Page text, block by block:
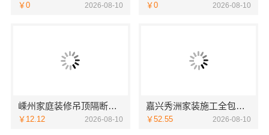
￥0 2026-08-10 ￥0 2026-08-10
嵊州家庭装修吊顶隔断，浙江宜美嘉装饰专业施工
￥12.12 2026-08-10
嘉兴秀洲家装施工全包透明报价，嘉兴美派建材科技有限公司
￥52.55 2026-08-10